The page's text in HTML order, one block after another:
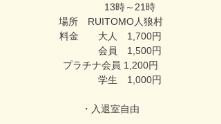
13時～21時
場所 RUITOMO人狼村
料金 大人 1,700円
会員 1,500円
プラチナ会員 1,200円
学生 1,000円